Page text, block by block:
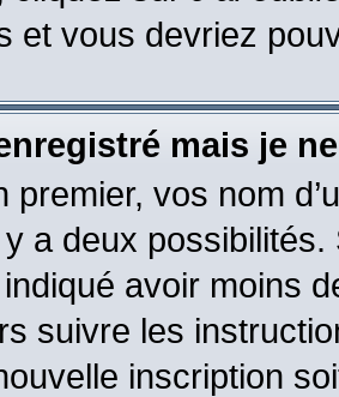
et vous devriez
mais je
premier, vos nom
a deux
avoir moins
suivre les
inscription